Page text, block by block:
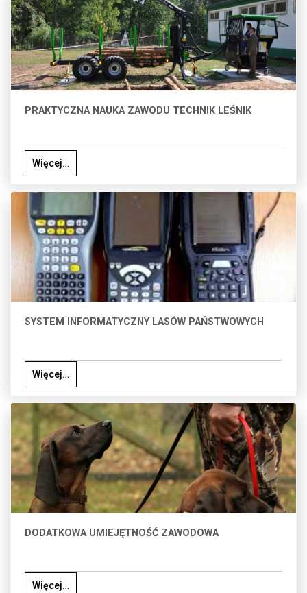
PRAKTYCZNA NAUKA ZAWODU TECHNIK LEŚNIK
Więcej…
SYSTEM INFORMATYCZNY LASÓW PAŃSTWOWYCH
Więcej…
DODATKOWA UMIEJĘTNOŚĆ ZAWODOWA
Więcej…